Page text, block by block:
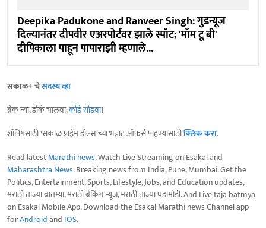
Deepika Padukone and Ranveer Singh: गुडन्यूज
दिल्यानंतर दीपवीर एअरपोर्टवर झाले स्पॉट; 'मॉम टू बी'
दीपिकाला पाहून पापाराझी म्हणाले...
सकाळ+ चेसदस्य व्हा
ब्रेक घ्या, डोकं चालवा,कोडे सोडवा!
शॉपिंगसाठी 'सकाळ प्राईम डील्स'च्या भन्नाट ऑफर्स पाहण्यासाठीक्लिक करा.
Read latestMarathi news, Watch Live Streaming on Esakal and
Maharashtra News. Breaking news from India, Pune, Mumbai. Get the
Politics, Entertainment, Sports, Lifestyle, Jobs, and Education updates,
मराठी ताज्या बातम्या, मराठी ब्रेकिंग न्यूज, मराठी ताज्या घडामोडी. And Live taja batmya
on Esakal Mobile App. Download the Esakal Marathi news Channel app
forAndroidand IOS.